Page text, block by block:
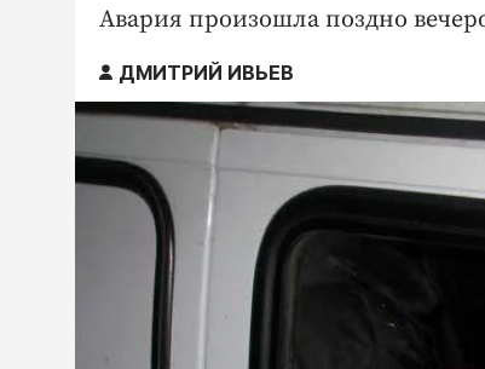
Авария произошла поздно
ДМИТРИЙ ИВЬЕВ